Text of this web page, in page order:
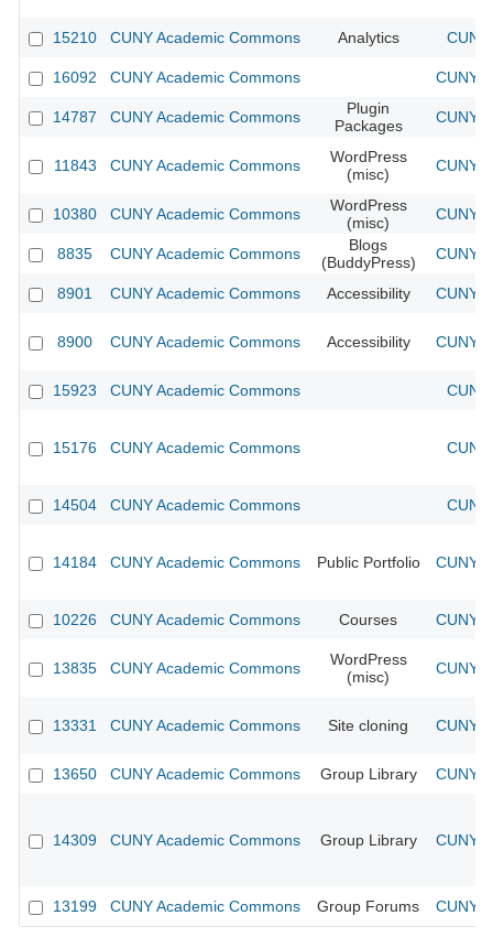
15210 CUNY Academic Commons Analytics
16092 CUNY Academic Commons CUNY
14787 CUNY Academic Commons
Plugin
Packages
CUNY
11843 CUNY Academic Commons
WordPress
(misc)
CUNY
10380 CUNY Academic Commons
WordPress
(misc)
CUNY
8835 CUNY Academic Commons
Blogs
(BuddyPress)
CUNY
8901 CUNY Academic Commons Accessibility CUNY
8900 CUNY Academic Commons Accessibility CUNY
15923 CUNY Academic Commons
15176 CUNY Academic Commons
14504 CUNY Academic Commons
14184 CUNY Academic Commons Public Portfolio CUNY
10226 CUNY Academic Commons Courses CUNY
13835 CUNY Academic Commons
WordPress
(misc)
CUNY
13331 CUNY Academic Commons Site cloning CUNY
13650 CUNY Academic Commons Group Library CUNY
14309 CUNY Academic Commons Group Library CUNY
13199 CUNY Academic Commons Group Forums CUNY